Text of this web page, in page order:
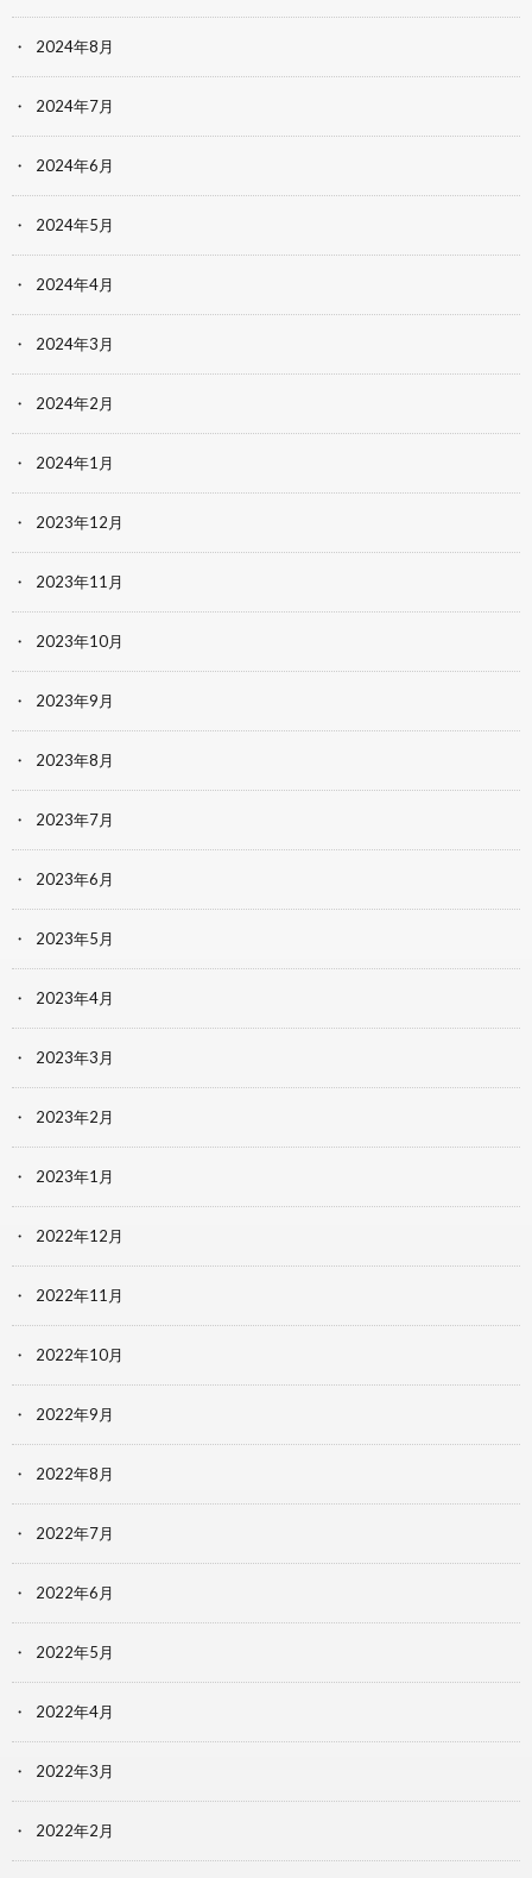
2024年8月
2024年7月
2024年6月
2024年5月
2024年4月
2024年3月
2024年2月
2024年1月
2023年12月
2023年11月
2023年10月
2023年9月
2023年8月
2023年7月
2023年6月
2023年5月
2023年4月
2023年3月
2023年2月
2023年1月
2022年12月
2022年11月
2022年10月
2022年9月
2022年8月
2022年7月
2022年6月
2022年5月
2022年4月
2022年3月
2022年2月